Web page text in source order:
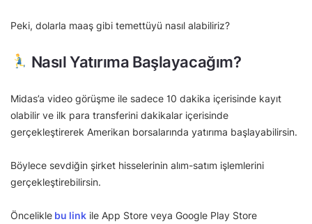
Peki, dolarla maaş gibi temettüyü nasıl alabiliriz?
Nasıl Yatırıma Başlayacağım?
Midas’a video görüşme ile sadece 10 dakika içerisinde kayıt
olabilir ve ilk para transferini dakikalar içerisinde
gerçekleştirerek Amerikan borsalarında yatırıma başlayabilirsin.
Böylece sevdiğin şirket hisselerinin alım-satım işlemlerini
gerçekleştirebilirsin.
Öncelikle bu link ile App Store veya Google Play Store